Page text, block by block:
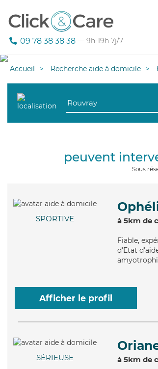
09 78 38 38 38 — 9h-19h 7j/7
Accueil Recherche aide à domicile
peuvent
Sous
SPORTIVE à 5km de
Fiable,
d'Etat
Afficher le profil
SÉRIEUSE à 5km de